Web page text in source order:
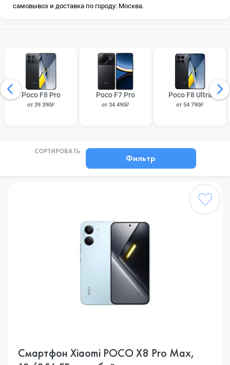
самовывоз и доставка по городу: Москва.
Poco F8 Pro
от 39 390₽
Poco F7 Pro
от 34 490₽
Poco F8 Ultra
от 54 790₽
СОРТИРОВАТЬ
Фильтр
Смартфон Xiaomi POCO X8 Pro Max,